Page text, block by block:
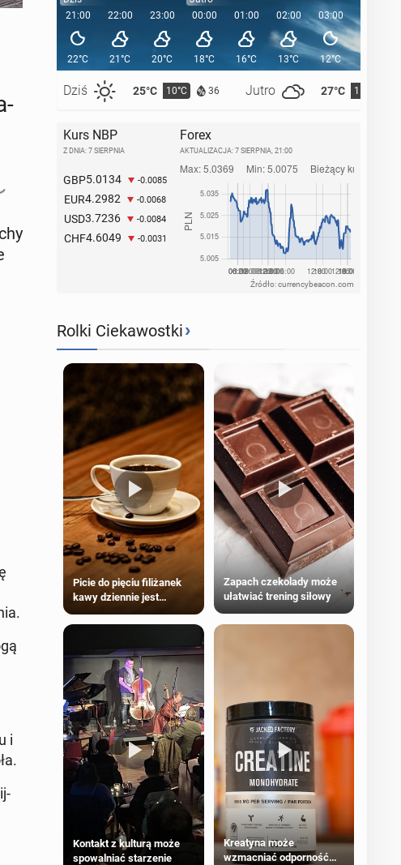
i
21:00
22°C
Dziś 25°C 10°C 36 Jutro 27°C 11°C
22:00
21°C
23:00
20°C
00:00
18°C
01:00
16°C
02:00
13°C
03:00
12°C
04:00
Kurs NBP
Z DNIA: 7 SIERPNIA
GBP5.0134 -0.0085
EUR4.2982 -0.0068
USD3.7236 -0.0084
CHF4.6049 -0.0031
Forex
AKTUALIZACJA: 7 SIERPNIA, 21:00
Źródło: currencybeacon.com
Rolki Ciekawostki›
Picie do pięciu filiżanek
kawy dziennie jest
większości dorosłych
Zapach czekolady może
ułatwiać trening siłowy
Kontakt z kulturą może
spowalniać starzenie
Kreatyna może
wzmacniać odporność